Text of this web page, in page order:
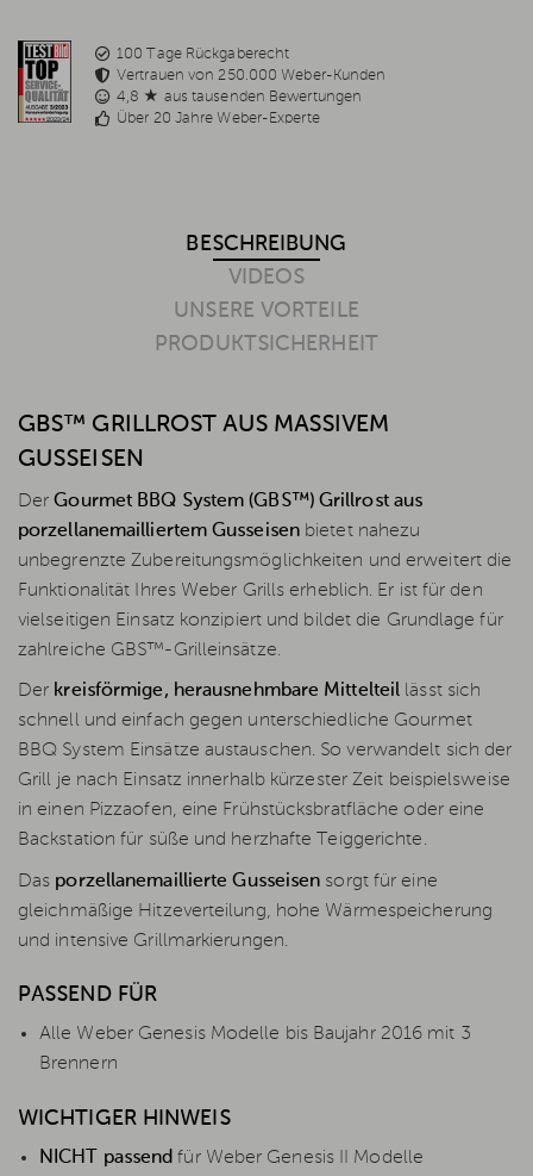
100 Tage Rückgaberecht
Vertrauen von 250.000 Weber-Kunden
4,8 ★ aus tausenden Bewertungen
Über 20 Jahre Weber-Experte
BESCHREIBUNG
VIDEOS
UNSERE VORTEILE
PRODUKTSICHERHEIT
GBS™ GRILLROST AUS MASSIVEM
GUSSEISEN
DerGourmet BBQ System (GBS™) Grillrost aus
porzellanemailliertem Gusseisenbietet nahezu
unbegrenzte Zubereitungsmöglichkeiten und erweitert die
Funktionalität Ihres Weber Grills erheblich. Er ist für den
vielseitigen Einsatz konzipiert und bildet die Grundlage für
zahlreiche GBS™-Grilleinsätze.
Der kreisförmige, herausnehmbare Mittelteil lässt sich
schnell und einfach gegen unterschiedliche Gourmet
BBQ System Einsätze austauschen. So verwandelt sich der
Grill je nach Einsatz innerhalb kürzester Zeit beispielsweise
in einen Pizzaofen, eine Frühstücksbratfläche oder eine
Backstation für süße und herzhafte Teiggerichte.
Das porzellanemaillierte Gusseisen sorgt für eine
gleichmäßige Hitzeverteilung, hohe Wärmespeicherung
und intensive Grillmarkierungen.
PASSEND FÜR
Alle Weber Genesis Modelle bis Baujahr 2016 mit 3
Brennern
WICHTIGER HINWEIS
NICHT passend für Weber Genesis II Modelle